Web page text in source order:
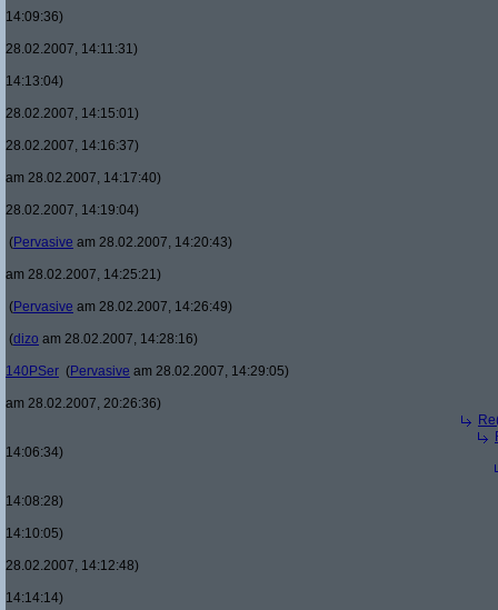
14:09:36)
28.02.2007, 14:11:31)
14:13:04)
28.02.2007, 14:15:01)
28.02.2007, 14:16:37)
am 28.02.2007, 14:17:40)
28.02.2007, 14:19:04)
(Pervasive am 28.02.2007, 14:20:43)
am 28.02.2007, 14:25:21)
(Pervasive am 28.02.2007, 14:26:49)
(dizo am 28.02.2007, 14:28:16)
140PSer (Pervasive am 28.02.2007, 14:29:05)
am 28.02.2007, 20:26:36)
14:06:34)
14:08:28)
14:10:05)
28.02.2007, 14:12:48)
14:14:14)